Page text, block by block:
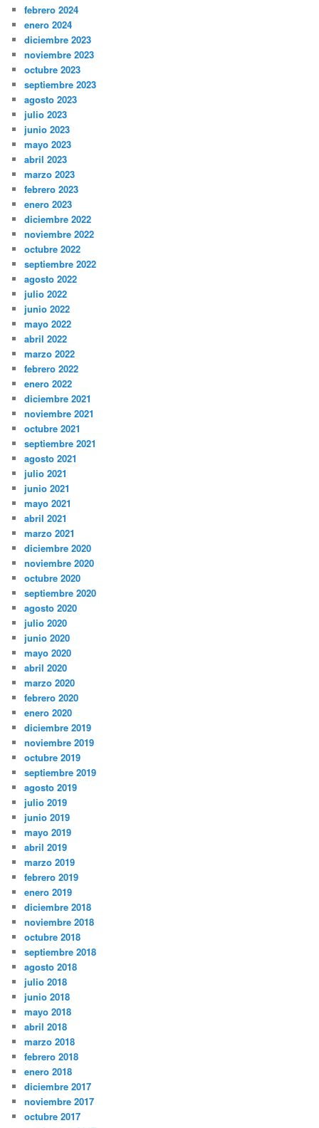
febrero 2024
enero 2024
diciembre 2023
noviembre 2023
octubre 2023
septiembre 2023
agosto 2023
julio 2023
junio 2023
mayo 2023
abril 2023
marzo 2023
febrero 2023
enero 2023
diciembre 2022
noviembre 2022
octubre 2022
septiembre 2022
agosto 2022
julio 2022
junio 2022
mayo 2022
abril 2022
marzo 2022
febrero 2022
enero 2022
diciembre 2021
noviembre 2021
octubre 2021
septiembre 2021
agosto 2021
julio 2021
junio 2021
mayo 2021
abril 2021
marzo 2021
diciembre 2020
noviembre 2020
octubre 2020
septiembre 2020
agosto 2020
julio 2020
junio 2020
mayo 2020
abril 2020
marzo 2020
febrero 2020
enero 2020
diciembre 2019
noviembre 2019
octubre 2019
septiembre 2019
agosto 2019
julio 2019
junio 2019
mayo 2019
abril 2019
marzo 2019
febrero 2019
enero 2019
diciembre 2018
noviembre 2018
octubre 2018
septiembre 2018
agosto 2018
julio 2018
junio 2018
mayo 2018
abril 2018
marzo 2018
febrero 2018
enero 2018
diciembre 2017
noviembre 2017
octubre 2017